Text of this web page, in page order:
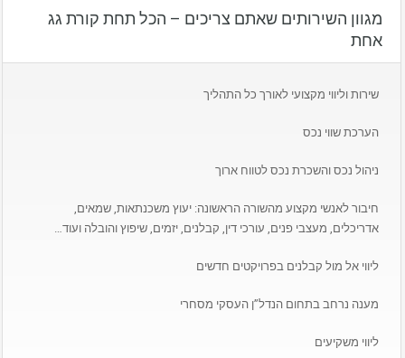
מגוון השירותים שאתם צריכים – הכל תחת קורת גג
אחת
שירות וליווי מקצועי לאורך כל התהליך
הערכת שווי נכס
ניהול נכס והשכרת נכס לטווח ארוך
חיבור לאנשי מקצוע מהשורה הראשונה: יעוץ משכנתאות, שמאים,
אדריכלים, מעצבי פנים, עורכי דין, קבלנים, יזמים, שיפוץ והובלה ועוד…
ליווי אל מול קבלנים בפרויקטים חדשים
מענה נרחב בתחום הנדל”ן העסקי מסחרי
ליווי משקיעים